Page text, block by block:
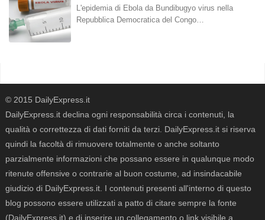
L'epidemia di Ebola da Bundibugyo virus nella
Repubblica Democratica del Congo…
© 2015 DailyExpress.it
DailyExpress.it declina ogni responsabilità circa i contenuti, la
qualità o correttezza di dati forniti da terzi. DailyExpress.it si riserva
quindi la facoltà di rimuovere totalmente o anche soltanto
parzialmente informazioni che possano essere in qualunque modo
ritenute offensive o contrarie al buon costume, ad insindacabile
giudizio di DailyExpress.it. I contenuti presenti all'interno di questo
blog possono essere utilizzati a patto di citare sempre la fonte
(DailyExpress.it) e di inserire un collegamento o link visibile a